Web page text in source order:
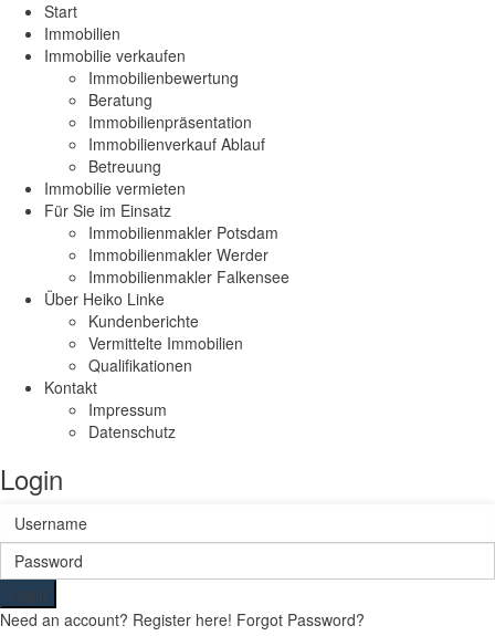
Start
Immobilien
Immobilie verkaufen
Immobilienbewertung
Beratung
Immobilienpräsentation
Immobilienverkauf Ablauf
Betreuung
Immobilie vermieten
Für Sie im Einsatz
Immobilienmakler Potsdam
Immobilienmakler Werder
Immobilienmakler Falkensee
Über Heiko Linke
Kundenberichte
Vermittelte Immobilien
Qualifikationen
Kontakt
Impressum
Datenschutz
Login
Login
Need an account? Register here! Forgot Password?